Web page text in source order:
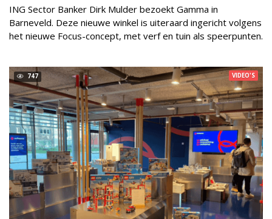
ING Sector Banker Dirk Mulder bezoekt Gamma in
Barneveld. Deze nieuwe winkel is uiteraard ingericht volgens
het nieuwe Focus-concept, met verf en tuin als speerpunten.
747 VIDEO'S